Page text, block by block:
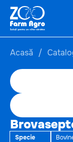
Acasă
Specie